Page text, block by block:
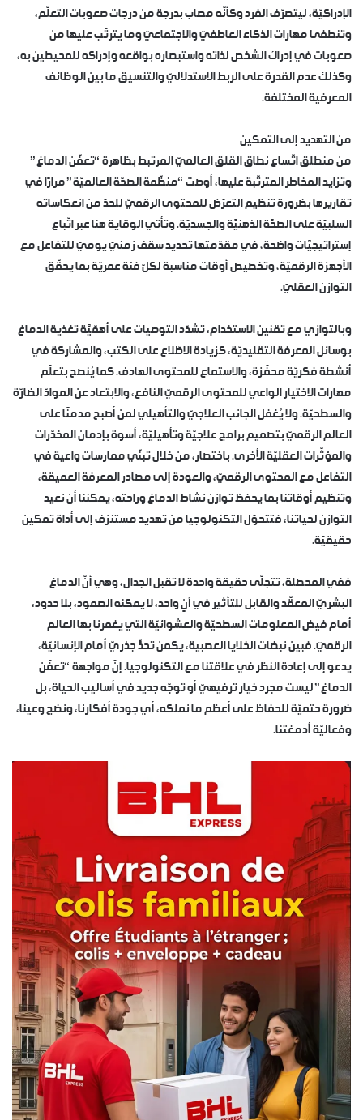
الإدراكيّة، ليتصرّف الفرد وكأنّه مصاب بدرجة من درجات صعوبات التعلّم،
وتنطفئ مهارات الذكاء العاطفيّ والاجتماعيّ وما يترتّب عليها من
صعوبات في إدراك الشخص لذاته واستبصاره بواقعه وإدراكه للمحيطين به،
وكذلك عدم القدرة على الربط الاستدلاليّ والتنسيق ما بين الوظائف
المعرفية المختلفة.
من التهديد إلى التمكين
من منطلق اتّساع نطاق القلق العالميّ المرتبط بظاهرة “تعفّن الدماغ”
وتزايد المخاطر المترتّبة عليها، أوصت “منظّمة الصحّة العالميَّة” مرارًا في
تقاريرها بضرورة تنظيم التعرّض للمحتوى الرقميّ للحدّ من انعكاساته
السلبيّة على الصحَّة الذهنيَّة والجسديّة. وتأتي الوقاية هنا عبر اتّباع
إستراتيجيَّات واضحة، في مقدّمتها تحديد سقف زمنيّ يوميّ للتفاعل مع
الأجهزة الرقميّة، وتخصيص أوقات مناسبة لكلّ فئة عمريّة بما يحقّق
التوازن العقليّ.
وبالتوازي مع تقنين الاستخدام، تشدّد التوصيات على أهمّيَّة تغذية الدماغ
بوسائل المعرفة التقليديّة، كزيادة الاطّلاع على الكتب، والمشاركة في
أنشطة فكريّة محفّزة، والاستماع للمحتوى الهادف. كما يُنصح بتعلّم
مهارات الاختيار الواعي للمحتوى الرقميّ النافع، والابتعاد عن الموادّ الضارّة
والسطحيّة. ولا يُغفَل الجانب العلاجيّ والتأهيلي لمن أصبح مدمنًا على
العالم الرقميّ بتصميم برامج علاجيّة وتأهيليّة، أسوة بإدمان المخدّرات
والمؤثّرات العقليّة الأخرى. باختصار، من خلال تبنّي ممارسات واعية في
التفاعل مع المحتوى الرقميّ، والعودة إلى مصادر المعرفة العميقة،
وتنظيم أوقاتنا بما يحفظ توازن نشاط الدماغ وراحته، يمكننا أن نعيد
التوازن لحياتنا، فتتحوّل التكنولوجيا من تهديد مستنزف إلى أداة تمكين
حقيقيّة.
ففي المحصلة، تتجلّى حقيقة واحدة لا تقبل الجدال، وهي أنّ الدماغ
البشريّ المعقّد والقابل للتأثير في آنٍ واحد، لا يمكنه الصمود، بلا حدود،
أمام فيض المعلومات السطحيّة والعشوائيّة التي يغمرنا بها العالم
الرقميّ. فبين نبضات الخلايا العصبية، يكمن تحدٍّ جذريّ أمام الإنسانيّة،
يدعو إلى إعادة النظر في علاقتنا مع التكنولوجيا. إنّ مواجهة “تعفّن
الدماغ” ليست مجرد خيار ترفيهيّ أو توجّه جديد في أساليب الحياة، بل
ضرورة حتميّة للحفاظ على أعظم ما نملكه، أي جودة أفكارنا، ونضج وعينا،
وفعاليّة أدمغتنا.